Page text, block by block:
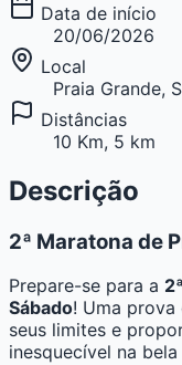
Data de início
20/06/2026
Local
Praia Grande,
Distâncias
10 Km, 5 km
Descrição
2ª Maratona de
Prepare-se para a
Sábado! Uma
seus limites e
inesquecível na